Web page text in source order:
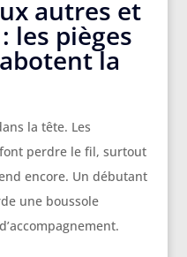
autres et
les pièges
la
la tête. Les
perdre le fil, surtout
encore. Un débutant
une boussole